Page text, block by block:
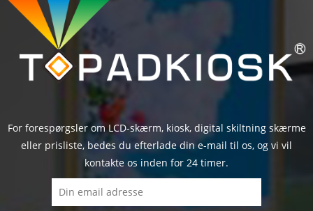
For forespørgsler om LCD-skærm, kiosk, digital skiltning skærme
eller prisliste, bedes du efterlade din e-mail til os, og vi vil
kontakte os inden for 24 timer.